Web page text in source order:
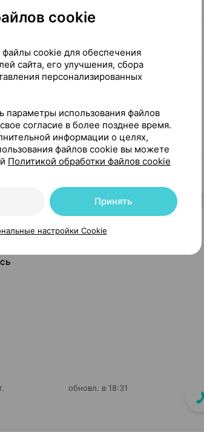
обновл. в 18:31
cookie
файлы cookie для обеспечения
сайта, его улучшения, сбора
персонализированных
параметры использования файлов
согласие в более позднее время.
информации о целях,
файлов cookie вы можете
Политикой обработки файлов cookie
Принять
настройки Cookie